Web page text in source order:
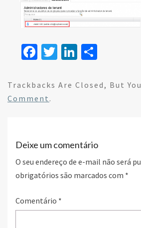
Fa
b
o
T
tt
Li
ke ar
Trackbacks Are Closed, But
Comment .
Deixe um comentário
O seu endereço de e-mail não será
obrigatórios são marcados com *
Comentário *